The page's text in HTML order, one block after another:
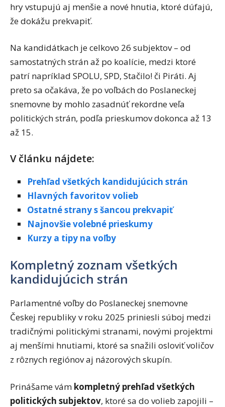
hry vstupujú aj menšie a nové hnutia, ktoré dúfajú,
že dokážu prekvapiť.
Na kandidátkach je celkovo 26 subjektov – od
samostatných strán až po koalície, medzi ktoré
patrí napríklad SPOLU, SPD, Stačilo! či Piráti. Aj
preto sa očakáva, že po voľbách do Poslaneckej
snemovne by mohlo zasadnúť rekordne veľa
politických strán, podľa prieskumov dokonca až 13
až 15.
V článku nájdete:
Prehľad všetkých kandidujúcich strán
Hlavných favoritov volieb
Ostatné strany s šancou prekvapiť
Najnovšie volebné prieskumy
Kurzy a tipy na voľby
Kompletný zoznam všetkých
kandidujúcich strán
Parlamentné voľby do Poslaneckej snemovne
Českej republiky v roku 2025 priniesli súboj medzi
tradičnými politickými stranami, novými projektmi
aj menšími hnutiami, ktoré sa snažili osloviť voličov
z rôznych regiónov aj názorových skupín.
Prinášame vám kompletný prehľad všetkých
politických subjektov, ktoré sa do volieb zapojili –